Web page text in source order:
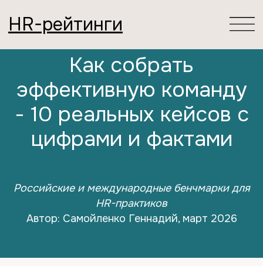
HR-рейтинги
Как собрать
эффективную команду
- 10 реальных кейсов с
цифрами и фактами
Российские и международные бенчмарки для
HR-практиков
Автор: Самойленко Геннадий, март 2026